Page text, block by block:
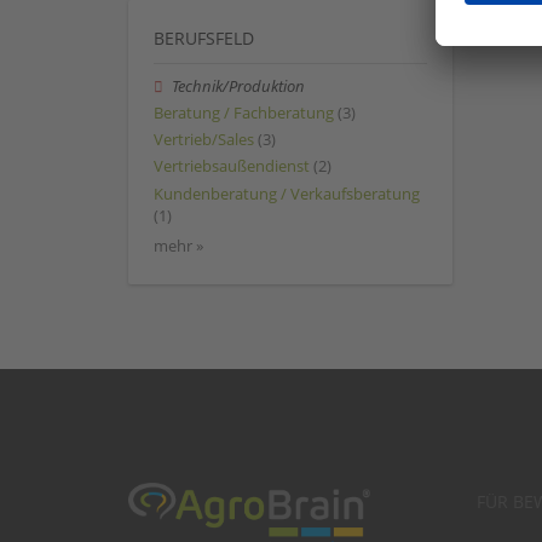
BERUFSFELD
Technik/Produktion
Beratung / Fachberatung (3)
Vertrieb/Sales (3)
Vertriebsaußendienst (2)
Kundenberatung / Verkaufsberatung
(1)
mehr »